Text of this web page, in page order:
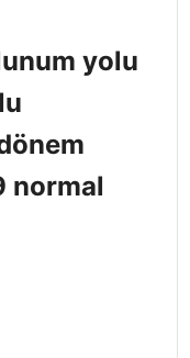
yolu
normal